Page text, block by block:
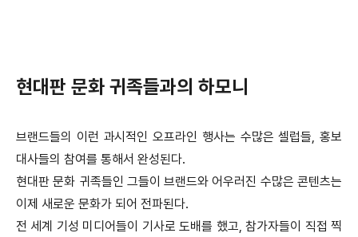
현대판 문화 귀족들과의 하모니
브랜드들의 이런 과시적인 오프라인 행사는 수많은 셀럽들, 홍보
대사들의 참여를 통해서 완성된다.
현대판 문화 귀족들인 그들이 브랜드와 어우러진 수많은 콘텐츠는
이제 새로운 문화가 되어 전파된다.
전 세계 기성 미디어들이 기사로 도배를 했고, 참가자들이 직접 찍